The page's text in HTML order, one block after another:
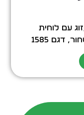
עם לוחית
דגם 1585